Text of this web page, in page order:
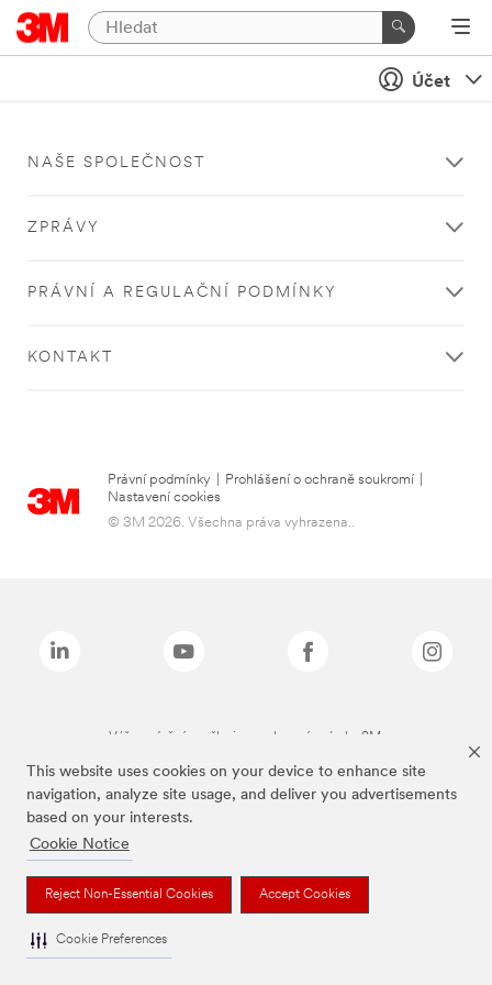
This website uses cookies on your device to enhance site
navigation, analyze site usage, and deliver you advertisements
based on your interests.
Cookie Notice
Reject Non-Essential Cookies Accept Cookies
Cookie Preferences
Účet
NAŠE SPOLEČNOST
ZPRÁVY
PRÁVNÍ A REGULAČNÍ PODMÍNKY
KONTAKT
Právní podmínky Prohlášení o ochraně soukromí
Nastavení cookies
© 3M 2026. Všechna práva vyhrazena..
Výše zmíněné značky jsou ochranné známky 3M.